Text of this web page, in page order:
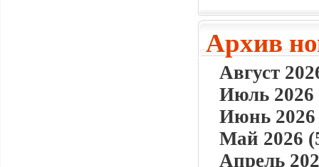
Архив
Август
Июль 2026
Июнь 2026
Май 2026
Апрель